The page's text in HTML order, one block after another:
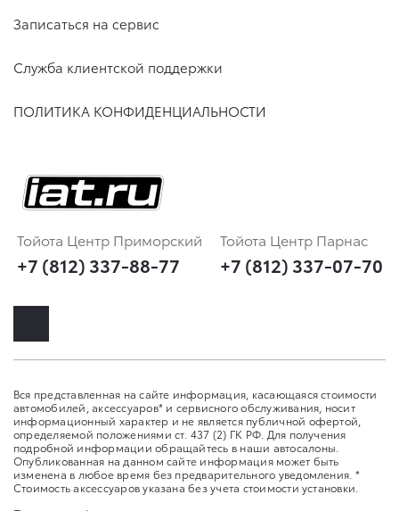
Записаться на сервис
Служба клиентской поддержки
ПОЛИТИКА КОНФИДЕНЦИАЛЬНОСТИ
Тойота Центр Приморский
+7 (812) 337-88-77
Тойота Центр Парнас
+7 (812) 337-07-70
Вся представленная на сайте информация, касающаяся стоимости
автомобилей, аксессуаров* и сервисного обслуживания, носит
информационный характер и не является публичной офертой,
определяемой положениями ст. 437 (2) ГК РФ. Для получения
подробной информации обращайтесь в наши автосалоны.
Опубликованная на данном сайте информация может быть
изменена в любое время без предварительного уведомления. *
Стоимость аксессуаров указана без учета стоимости установки.